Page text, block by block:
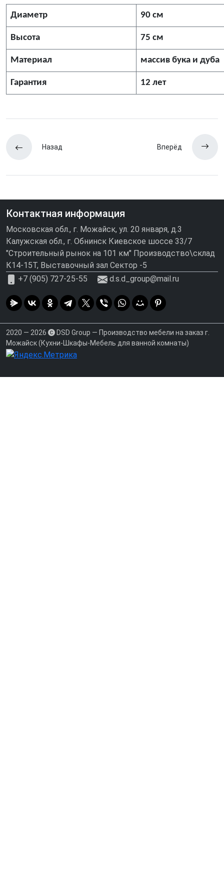
Диаметр 90 см
Высота 75 см
Материал массив бука и дуба
Гарантия 12 лет
Назад Вперёд
Контактная информация
Московская обл., г. Можайск, ул. 20 января, д.3
Калужская обл., г. Обнинск Киевское шоссе 33/7
"Строительный рынок на 101 км" Производство\склад
К14-15Т, Выставочный зал Сектор -5
+7 (905) 727-25-55
d.s.d_group@mail.ru
2020 — 2026
DSD Group — Производство мебели на заказ г.
Можайск (Кухни-Шкафы-Мебель для ванной комнаты)